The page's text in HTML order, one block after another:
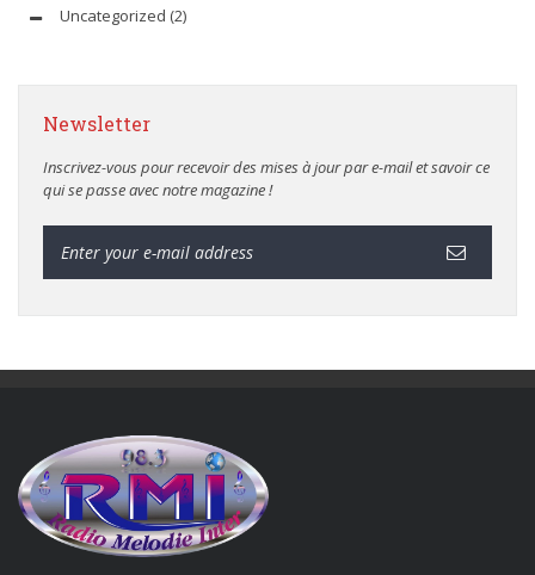
Uncategorized (2)
Newsletter
Inscrivez-vous pour recevoir des mises à jour par e-mail et savoir ce
qui se passe avec notre magazine !